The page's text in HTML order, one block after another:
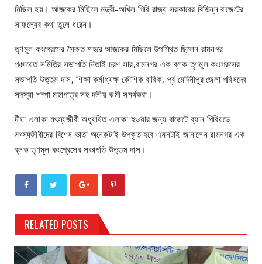
মিছিল হয়। আজকের মিছিলে মন্ত্রী-অখিল গিরি রাজ্য সরকারের বিভিন্ন বাজেটের
সাফল্যের কথা তুলে ধরেন।
তৃণমূল কংগ্রেসের সৈকত শহরে আজকের মিছিলে উপস্থিত ছিলেন রামনগর
পঞ্চায়েত সমিতির সভাপতি নিতাই চরণ সার,রামনগর এক ব্লক তৃণমূল কংগ্রেসের
সভাপতি উত্তম দাস, শিক্ষা কর্মাধ্যক্ষ কৌশিক বারিক, পূর্ব মেদিনীপুর জেলা পরিষদের
সদস্যা শম্পা মহাপাত্র সহ দলীয় কর্মী সমর্থকরা।
দীঘা এলাকা মৎস্যজীবী অধ্যুষিত এলাকা হওয়ার জন্য বাজেটে ব্যান পিরিয়ডে
মৎস্যজীবীদের বিশেষ ভাতা অনেকটাই উপকৃত হবে এমনটাই জানালেন রামনগর এক
ব্লক তৃণমূল কংগ্রেসের সভাপতি উত্তম দাস।
RELATED POSTS